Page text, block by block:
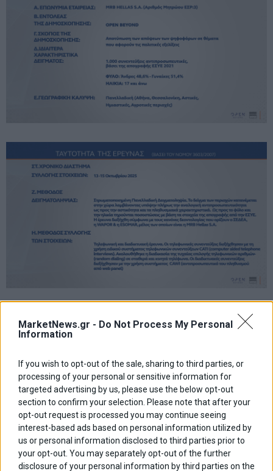
MarketNews.gr - Do Not Process My Personal
Information
If you wish to opt-out of the sale, sharing to third parties, or
processing of your personal or sensitive information for
targeted advertising by us, please use the below opt-out
section to confirm your selection. Please note that after your
opt-out request is processed you may continue seeing
interest-based ads based on personal information utilized by
us or personal information disclosed to third parties prior to
your opt-out. You may separately opt-out of the further
disclosure of your personal information by third parties on the